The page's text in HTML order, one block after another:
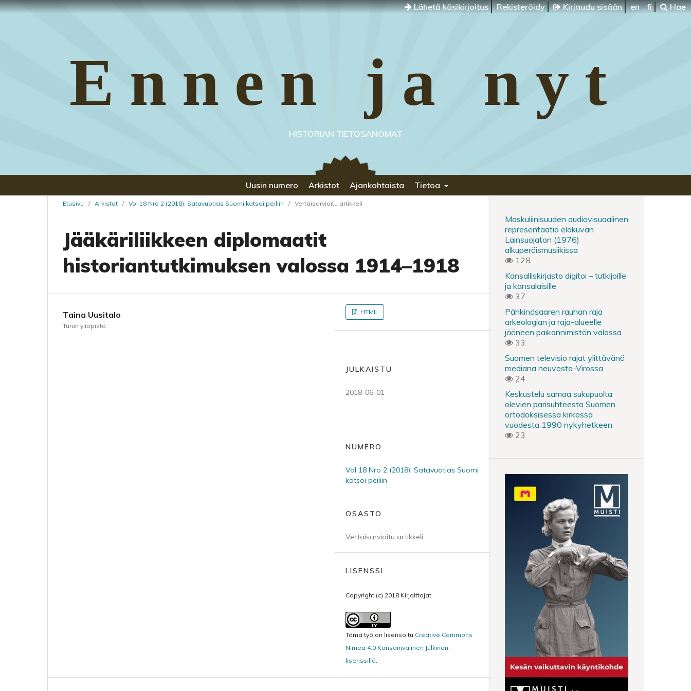
Lähetä käsikirjoitus Rekisteröidy Kirjaudu sisään en fi Hae
Ennen ja nyt
HISTORIAN TIETOSANOMAT
Uusin numero Arkistot Ajankohtaista Tietoa
Etusivu / Arkistot / Vol 18 Nro 2 (2018): Satavuotias Suomi katsoi peiliin / Vertaisarvioitu artikkeli
Jääkäriliikkeen diplomaatit
historiantutkimuksen valossa 1914–1918
Taina Uusitalo
Turun yliopisto
HTML
JULKAISTU
2018-06-01
NUMERO
Vol 18 Nro 2 (2018): Satavuotias Suomi
katsoi peiliin
OSASTO
Vertaisarvioitu artikkeli
LISENSSI
Copyright (c) 2018 Kirjoittajat
Tämä työ on lisensoitu Creative Commons
Nimeä 4.0 Kansainvälinen Julkinen -
lisenssillä.
Maskuliinisuuden audiovisuaalinen
representaatio elokuvan
Lainsuojaton (1976)
alkuperäismusiikissa
128
Kansalliskirjasto digitoi – tutkijoille
ja kansalaisille
37
Pähkinäsaaren rauhan raja
arkeologian ja raja-alueelle
jääneen paikannimistön valossa
33
Suomen televisio rajat ylittävänä
mediana neuvosto-Virossa
24
Keskustelu samaa sukupuolta
olevien parisuhteesta Suomen
ortodoksisessa kirkossa
vuodesta 1990 nykyhetkeen
23